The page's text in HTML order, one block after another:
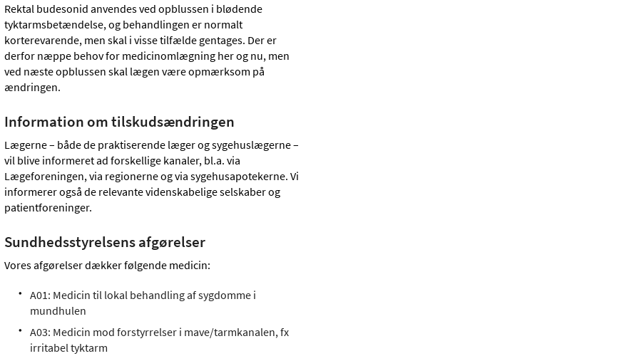
Rektal budesonid anvendes ved opblussen i blødende
tyktarmsbetændelse, og behandlingen er normalt
korterevarende, men skal i visse tilfælde gentages. Der er
derfor næppe behov for medicinomlægning her og nu, men
ved næste opblussen skal lægen være opmærksom på
ændringen.
Information om tilskudsændringen
Lægerne – både de praktiserende læger og sygehuslægerne –
vil blive informeret ad forskellige kanaler, bl.a. via
Lægeforeningen, via regionerne og via sygehusapotekerne. Vi
informerer også de relevante videnskabelige selskaber og
patientforeninger.
Sundhedsstyrelsens afgørelser
Vores afgørelser dækker følgende medicin:
A01: Medicin til lokal behandling af sygdomme i
mundhulen
A03: Medicin mod forstyrrelser i mave/tarmkanalen, fx
irritabel tyktarm